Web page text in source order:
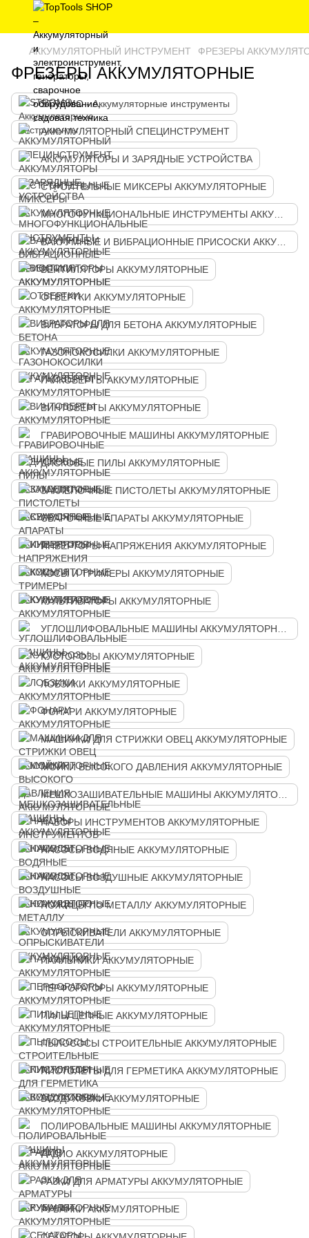
АККУМУЛЯТОРНЫЙ ИНСТРУМЕНТ ФРЕЗЕРЫ
ФРЕЗЕРЫ АККУМУЛЯТОРНЫЕ
STROMO - Аккумуляторные инструменты
АККУМУЛЯТОРНЫЙ СПЕЦИНСТРУМЕНТ
АККУМУЛЯТОРЫ И ЗАРЯДНЫЕ УСТРОЙСТВА
СТРОИТЕЛЬНЫЕ МИКСЕРЫ АККУМУЛЯТОРНЫЕ
ВЕНТИЛЯТОРЫ АККУМУЛЯТОРНЫЕ
ОТВЕРТКИ АККУМУЛЯТОРНЫЕ
ВИБРАТОРЫ ДЛЯ БЕТОНА АККУМУЛЯТОРНЫЕ
ГАЗОНОКОСИЛКИ АККУМУЛЯТОРНЫЕ
ГАЙКОВЕРТЫ АККУМУЛЯТОРНЫЕ
ВИНТОВЕРТЫ АККУМУЛЯТОРНЫЕ
ГРАВИРОВОЧНЫЕ МАШИНЫ АККУМУЛЯТОРНЫЕ
ДИСКОВЫЕ ПИЛЫ АККУМУЛЯТОРНЫЕ
ЗАКЛЕПОЧНЫЕ ПИСТОЛЕТЫ АККУМУЛЯТОРНЫЕ
СВАРОЧНЫЕ АПАРАТЫ АККУМУЛЯТОРНЫЕ
ИНВЕРТОРЫ НАПРЯЖЕНИЯ АККУМУЛЯТОРНЫЕ
КОСЫ И ТРИМЕРЫ АККУМУЛЯТОРНЫЕ
КУЛЬТИВАТОРЫ АККУМУЛЯТОРНЫЕ
КУСТОРОЗЫ АККУМУЛЯТОРНЫЕ
ЛОБЗИКИ АККУМУЛЯТОРНЫЕ
ФОНАРИ АККУМУЛЯТОРНЫЕ
МАШИНКИ ДЛЯ СТРИЖКИ ОВЕЦ АККУМУЛЯТОРНЫЕ
МОЙКИ ВЫСОКОГО ДАВЛЕНИЯ АККУМУЛЯТОРНЫЕ
НАБОРЫ ИНСТРУМЕНТОВ АККУМУЛЯТОРНЫЕ
НАСОСЫ ВОДЯНЫЕ АККУМУЛЯТОРНЫЕ
НАСОСЫ ВОЗДУШНЫЕ АККУМУЛЯТОРНЫЕ
НОЖИЦЫ ПО МЕТАЛЛУ АККУМУЛЯТОРНЫЕ
ОПРЫСКИВАТЕЛИ АККУМУЛЯТОРНЫЕ
ПАЯЛЬНИКИ АККУМУЛЯТОРНЫЕ
ПЕРФОРАТОРЫ АККУМУЛЯТОРНЫЕ
ПИЛЫ ЦЕПНЫЕ АККУМУЛЯТОРНЫЕ
ПЫЛОСОСЫ СТРОИТЕЛЬНЫЕ АККУМУЛЯТОРНЫЕ
ПИСТОЛЕТЫ ДЛЯ ГЕРМЕТИКА АККУМУЛЯТОРНЫЕ
ВОЗДУХОВКИ АККУМУЛЯТОРНЫЕ
ПОЛИРОВАЛЬНЫЕ МАШИНЫ АККУМУЛЯТОРНЫЕ
РАДИО АККУМУЛЯТОРНЫЕ
РАЗКИ ДЛЯ АРМАТУРЫ АККУМУЛЯТОРНЫЕ
РУБАНКИ АККУМУЛЯТОРНЫЕ